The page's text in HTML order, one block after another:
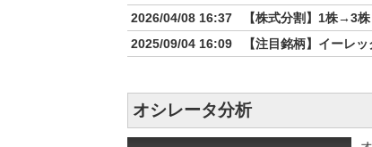
2026/04/08 16:37
【株式分割】1株→3
2025/09/04 16:09
【注目銘柄】イーレ
オシレータ分析